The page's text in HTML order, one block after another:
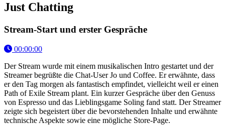
Just Chatting
Stream-Start und erster Gespräche
00:00:00
Der Stream wurde mit einem musikalischen Intro gestartet und der
Streamer begrüßte die Chat-User Jo und Coffee. Er erwähnte, dass
er den Tag morgen als fantastisch empfindet, vielleicht weil er einen
Path of Exile Stream plant. Ein kurzer Gespräche über den Genuss
von Espresso und das Lieblingsgame Soling fand statt. Der Streamer
zeigte sich begeistert über die bevorstehenden Inhalte und erwähnte
technische Aspekte sowie eine mögliche Store-Page.